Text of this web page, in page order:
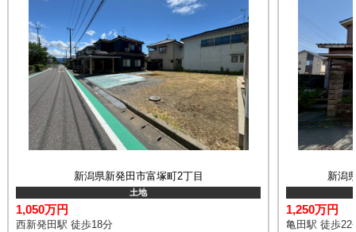
新潟県新発田市富塚町2丁目
土地
1,050万円
西新発田駅 徒歩18分
新潟
1,250万円
亀田駅 徒歩22